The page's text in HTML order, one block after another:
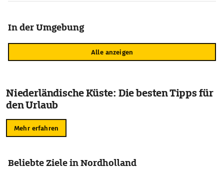
In der Umgebung
Alle anzeigen
Niederländische Küste: Die besten Tipps für
den Urlaub
Mehr erfahren
Beliebte Ziele in Nordholland